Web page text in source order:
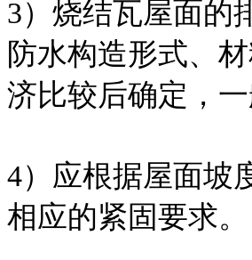
3）烧结瓦屋面的
防水构造形式、
济比较后确定，
4）应根据屋面坡
相应的紧固要求。